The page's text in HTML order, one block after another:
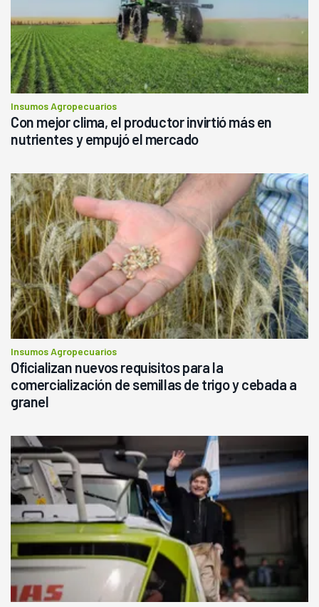
Insumos Agropecuarios
Con mejor clima, el productor invirtió más en
nutrientes y empujó el mercado
Insumos Agropecuarios
Oficializan nuevos requisitos para la
comercialización de semillas de trigo y cebada a
granel